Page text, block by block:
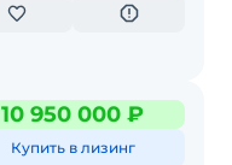
10 950 000 ₽
Купить в лизинг